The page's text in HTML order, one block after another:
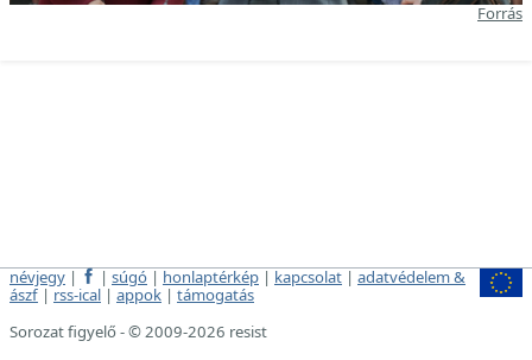
Forrás
névjegy | | súgó | honlaptérkép | kapcsolat | adatvédelem &
ászf | rss-ical | appok | támogatás
Sorozat figyelő - © 2009-2026 resist